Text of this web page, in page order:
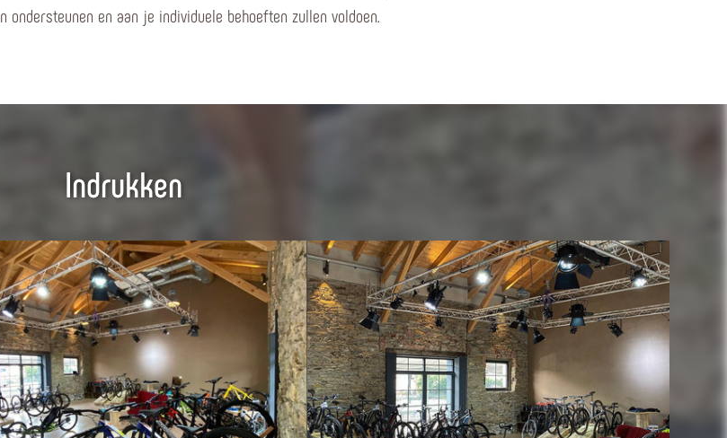
en aan je individuele behoeften zullen voldoen.
Indrukken